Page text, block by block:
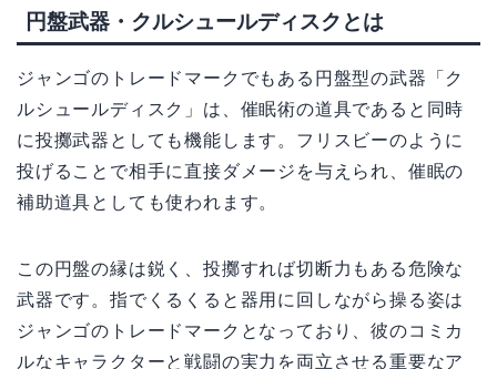
円盤武器・クルシュールディスクとは
ジャンゴのトレードマークでもある円盤型の武器「ク
ルシュールディスク」は、催眠術の道具であると同時
に投擲武器としても機能します。フリスビーのように
投げることで相手に直接ダメージを与えられ、催眠の
補助道具としても使われます。
この円盤の縁は鋭く、投擲すれば切断力もある危険な
武器です。指でくるくると器用に回しながら操る姿は
ジャンゴのトレードマークとなっており、彼のコミカ
ルなキャラクターと戦闘の実力を両立させる重要なア